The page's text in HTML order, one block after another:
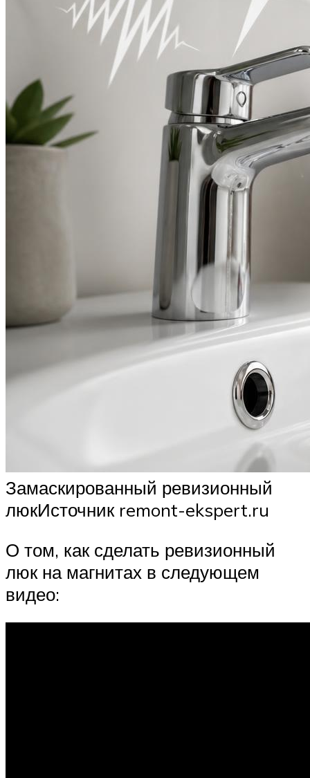
Замаскированный ревизионный
люкИсточник remont-ekspert.ru
О том, как сделать ревизионный
люк на магнитах в следующем
видео: